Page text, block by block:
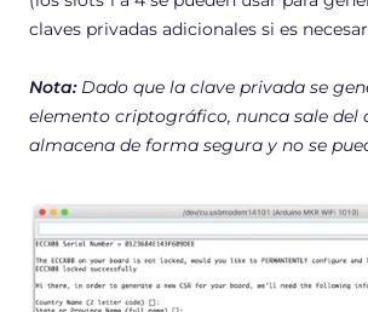
claves privadas adicionales si es
Nota: Dado que la clave privada se
elemento criptográfico, nunca sale del
almacena de forma segura y no se